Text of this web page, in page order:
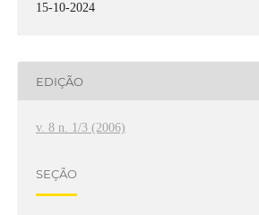
15-10-2024
EDIÇÃO
v. 8 n. 1/3 (2006)
SEÇÃO